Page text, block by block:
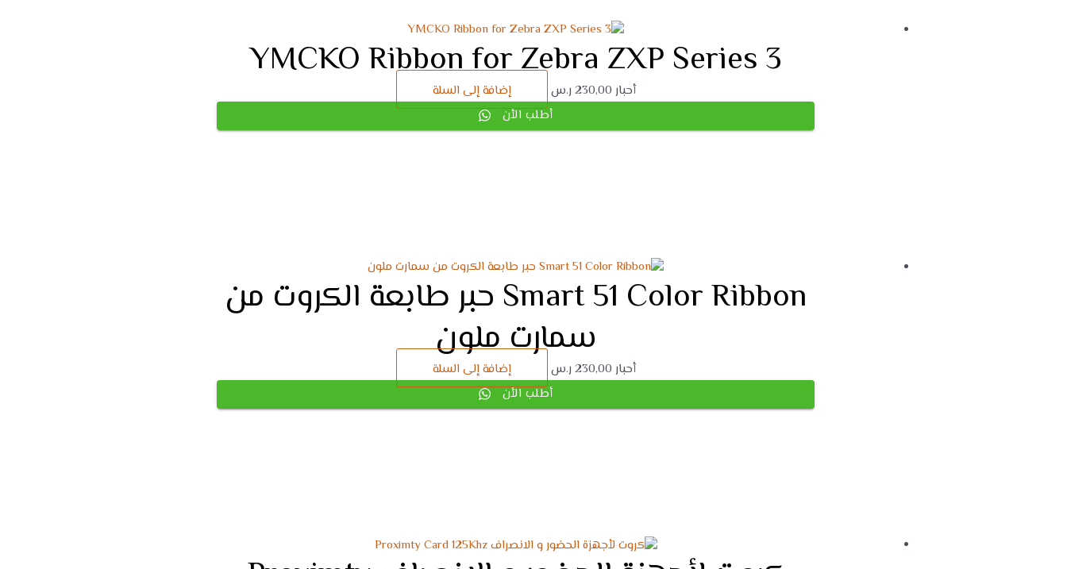
YMCKO Ribbon for Zebra ZXP Series 3
أحبار 230,00 ر.س
إضافة إلى السلة
أطلب الأن
Smart 51 Color Ribbon حبر طابعة الكروت من
سمارت ملون
أحبار 230,00 ر.س
إضافة إلى السلة
أطلب الأن